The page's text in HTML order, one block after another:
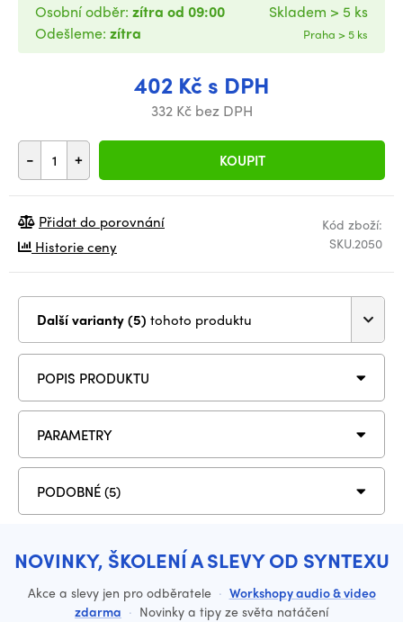
402 Kč s DPH
332 Kč bez DPH
- + KOUPIT
Osobní odběr: zítra od 09:00
Odešleme: zítra
Skladem > 5 ks
Praha > 5 ks
Kód zboží:
SKU.2050
Přidat do porovnání
Historie ceny
Další varianty (5) tohoto produktu
POPIS PRODUKTU
PARAMETRY
PODOBNÉ (5)
NOVINKY, ŠKOLENÍ A SLEVY OD SYNTEXU
Akce a slevy jen pro odběratele · Workshopy audio & video
zdarma · Novinky a tipy ze světa natáčení